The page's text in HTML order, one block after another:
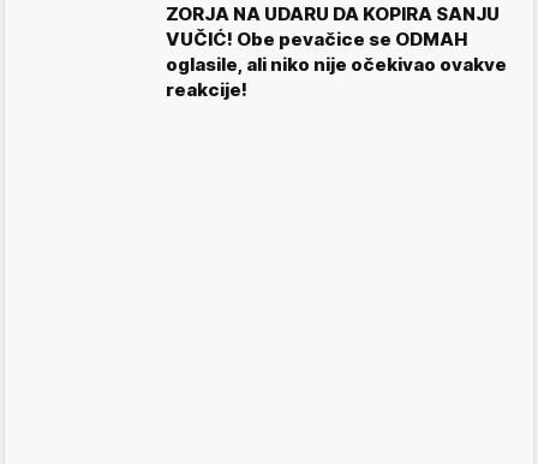
ZORJA NA UDARU DA KOPIRA SANJU
VUČIĆ! Obe pevačice se ODMAH
oglasile, ali niko nije očekivao ovakve
reakcije!